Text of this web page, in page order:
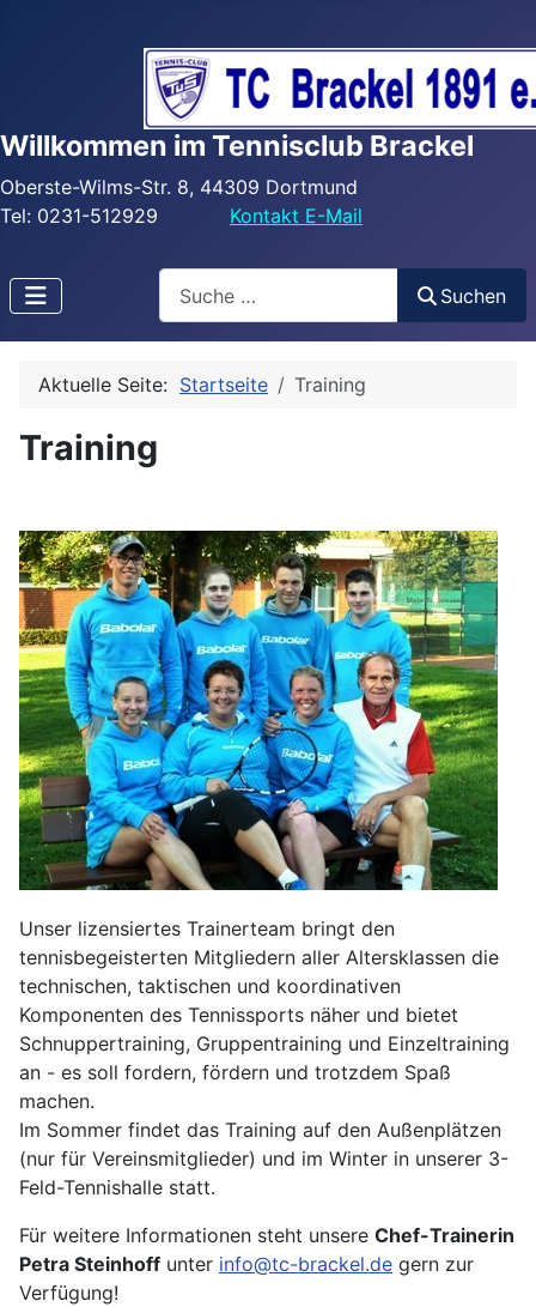
Willkommen im Tennisclub Brackel
Oberste-Wilms-Str. 8, 44309 Dortmund
Tel: 0231-512929
Kontakt E-Mail
Suchen
Aktuelle Seite: Startseite Training
Training
Unser lizensiertes Trainerteam bringt den
tennisbegeisterten Mitgliedern aller Altersklassen die
technischen, taktischen und koordinativen
Komponenten des Tennissports näher und bietet
Schnuppertraining, Gruppentraining und Einzeltraining
an - es soll fordern, fördern und trotzdem Spaß
machen.
Im Sommer findet das Training auf den Außenplätzen
(nur für Vereinsmitglieder) und im Winter in unserer 3-
Feld-Tennishalle statt.
Für weitere Informationen steht unsere Chef-Trainerin
Petra Steinhoff unter info@tc-brackel.de gern zur
Verfügung!